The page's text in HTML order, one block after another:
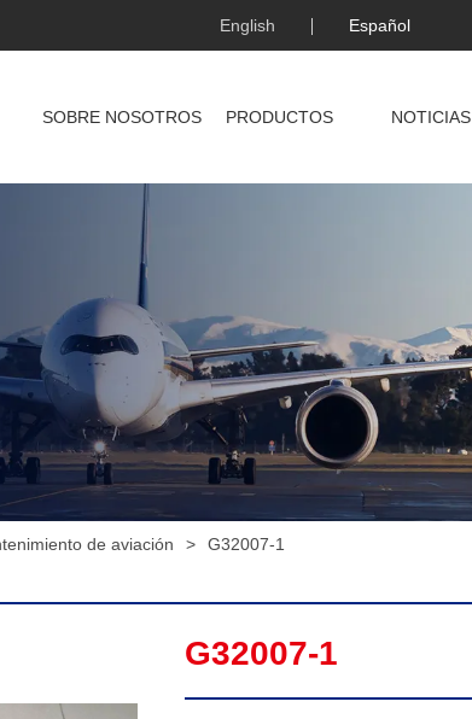
English Español
SOBRE NOSOTROS PRODUCTOS NOTICIAS
de aviación > G32007-1
G32007-1